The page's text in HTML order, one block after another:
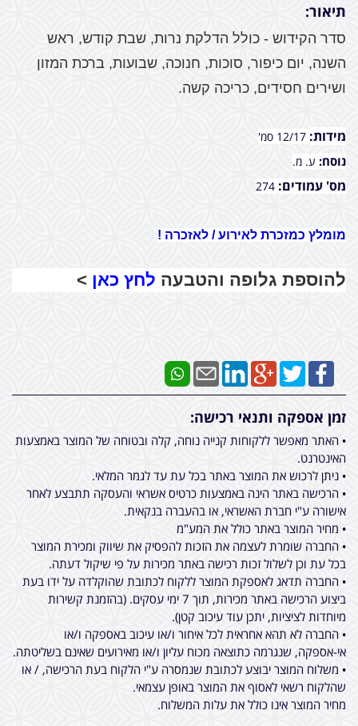
תיאור:
סדר הקידוש - כולל הדלקת נרות, שבת קודש, ראש
השנה, יום כיפור, סוכות, חנוכה, שבועות, ברכת המזון
ושירים חסידים, כריכה קשה.
מידות:
נוסח: ע. מ.
מס' עמודים:
מומלץ כמזכרת לאירוע / לאזכרה !
להוספת גלופה והטבעה לחץ כאן >
זמן אספקה ותנאי רכישה:
• האתר מאפשר ללקוחות קנייה נוחה, קלה ובטוחה של המוצר באמצעות
האינטרנט.
• ניתן לרכוש את המוצר באתר בכל עת עד לגמר המלאי.
• הרכישה באתר הינה באמצעות כרטיס אשראי והעסקה תתבצע לאחר
אישורה ע"י חברת האשראי, או בהעברה בנקאית.
• מחיר המוצר באתר כולל את המע"מ
• החברה שומרת לעצמה את הזכות להפסיק את שיווק ומכירת המוצר
בכל עת וכן לשלול זכות רכישה באתר מכירות על פי שיקול דעתה.
• החברה תדאג לאספקת המוצר ללקוח לכתובת שהוקלדה על ידו בעת
ביצוע הרכישה באתר מכירות, תוך 7 ימי עסקים. (בהזמנת קשירות
מיוחדות לציציות, יתכן עוד עיכוב קטן).
• החברה לא תהא אחראית לכל איחור ו/או עיכוב באספקה ו/או
אי-אספקה, שנגרמה כתוצאה מכוח עליון ו/או מאירועים שאינם בשליטתה.
• משלוח המוצר יבוצע לכתובת שנמסרה ע"י הלקוח בעת הרכישה, / או
שהלקוח רשאי לאסוף את המוצר באופן עצמאי.
מחיר המוצר אינו כולל את עלות המשלוח.